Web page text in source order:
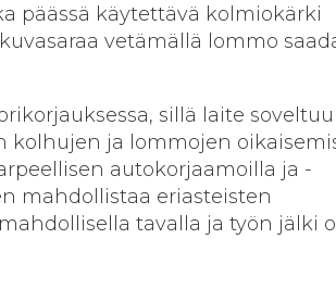
päässä käytettävä kolmiokärki
vetämällä lommo
sillä laite soveltuu
ja lommojen
autokorjaamoilla ja -
mahdollistaa eriasteisten
tavalla ja työn jälki